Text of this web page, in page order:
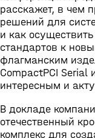
расскажет, в чем
решений для
и как
стандартов к
флагманским
CompactPCI Serial
интересным и
В докладе
отечественный
комплекс для